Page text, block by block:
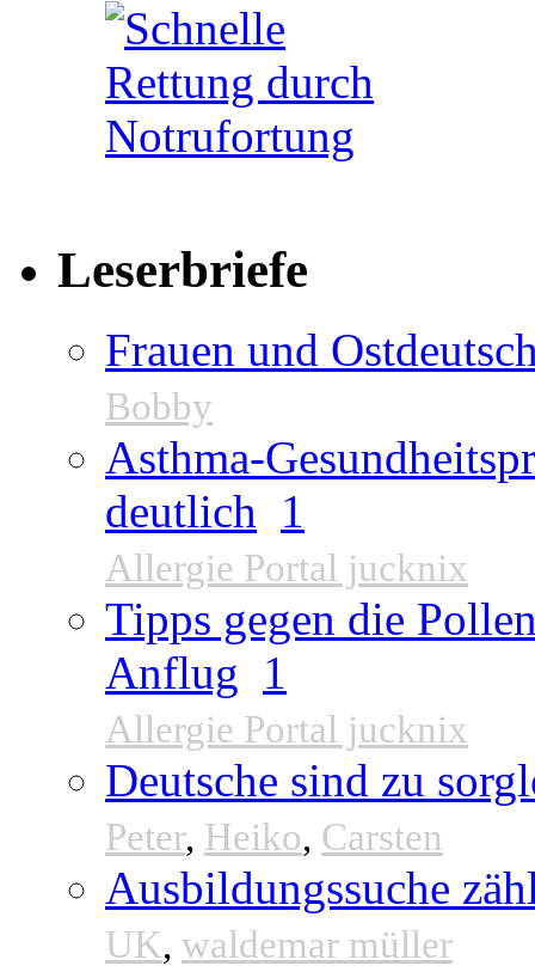
Leserbriefe
Frauen und
Bobby
Asthma-
deutlich 1
Allergie Portal jucknix
Tipps gegen die
Anflug 1
Allergie Portal jucknix
Deutsche sind zu
Peter, Heiko, Carsten
Ausbildungssuche
UK, waldemar müller